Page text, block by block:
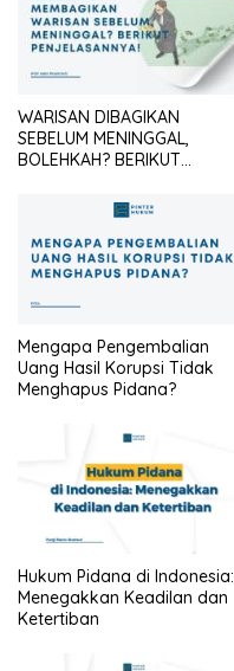
WARISAN DIBAGIKAN
SEBELUM MENINGGAL,
BOLEHKAH? BERIKUT
Mengapa Pengembalian
Uang Hasil Korupsi Tidak
Menghapus Pidana?
Hukum Pidana di Indonesia:
Menegakkan Keadilan dan
Ketertiban